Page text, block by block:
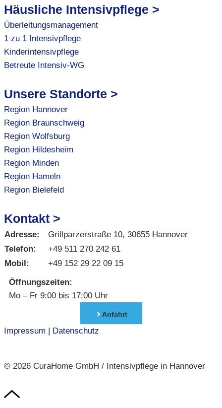
Häusliche Intensivpflege >
Überleitungsmanagement
1 zu 1 Intensivpflege
Kinderintensivpflege
Betreute Intensiv-WG
Unsere Standorte >
Region Hannover
Region Braunschweig
Region Wolfsburg
Region Hildesheim
Region Minden
Region Hameln
Region Bielefeld
Kontakt >
Adresse:
Grillparzerstraße 10, 30655 Hannover
Telefon:
+49 511 270 242 61
Mobil:
+49 152 29 22 09 15
Öffnungszeiten:
Mo – Fr 9:00 bis 17:00 Uhr
Anfahrt
Impressum Datenschutz
© 2026 CuraHome GmbH / Intensivpflege in Hannover